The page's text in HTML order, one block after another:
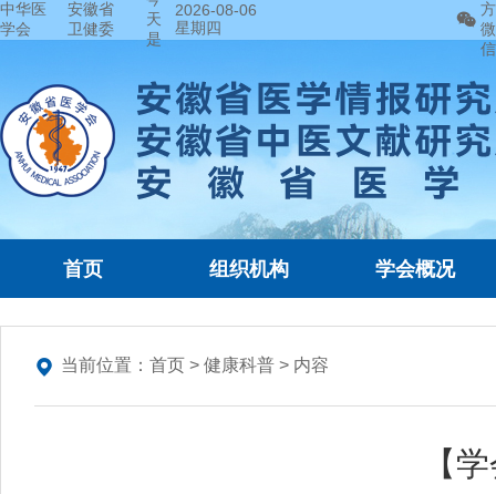
中华医
学会
安徽省
卫健委
天
是
2026-08-06
星期四
方
微
信
首页 组织机构 学会概况
当前位置： 首页 > 健康科普 > 内容
【